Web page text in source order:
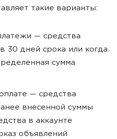
такие варианты:
— средства
30 дней срока или когда
сумма
— средства
внесенной суммы
в аккаунте
объявлений